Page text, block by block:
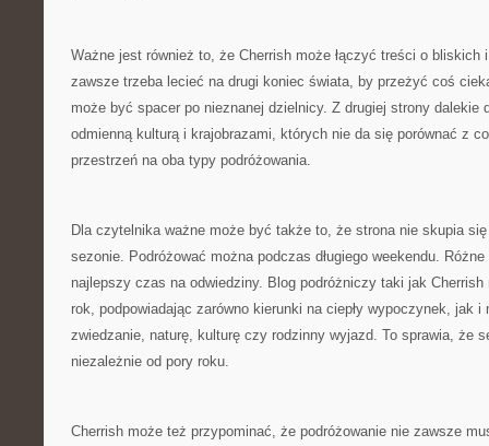
Ważne jest również to, że Cherrish może łączyć treści o bliskich
zawsze trzeba lecieć na drugi koniec świata, by przeżyć coś
może być spacer po nieznanej dzielnicy. Z drugiej strony dalekie
odmienną kulturą i krajobrazami, których nie da się porównać z
przestrzeń na oba typy podróżowania.
Dla czytelnika ważne może być także to, że strona nie skupia się
sezonie. Podróżować można podczas długiego weekendu.
najlepszy czas na odwiedziny. Blog podróżniczy taki jak Cherrish
rok, podpowiadając zarówno kierunki na ciepły wypoczynek, jak i
zwiedzanie, naturę, kulturę czy rodzinny wyjazd. To sprawia, że
niezależnie od pory roku.
Cherrish może też przypominać, że podróżowanie nie zawsze